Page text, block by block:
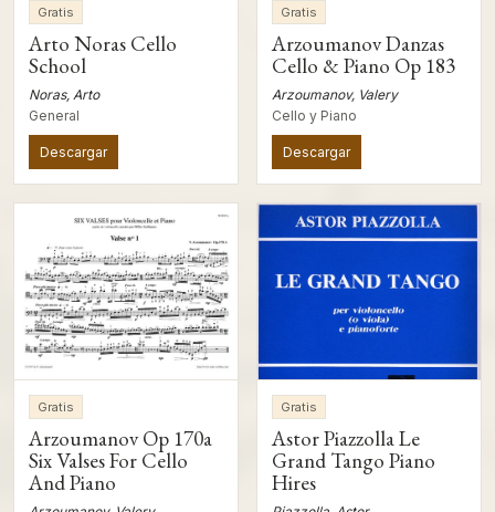
Gratis
Arto Noras Cello
School
Noras, Arto
General
Descargar
Gratis
Arzoumanov Danzas
Cello & Piano Op 183
Arzoumanov, Valery
Cello y Piano
Descargar
Gratis
Arzoumanov Op 170a
Six Valses For Cello
And Piano
Gratis
Astor Piazzolla Le
Grand Tango Piano
Hires